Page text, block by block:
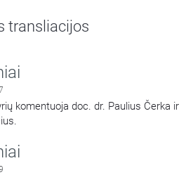
transliacijos
komentuoja doc. dr. Paulius Čerka ir